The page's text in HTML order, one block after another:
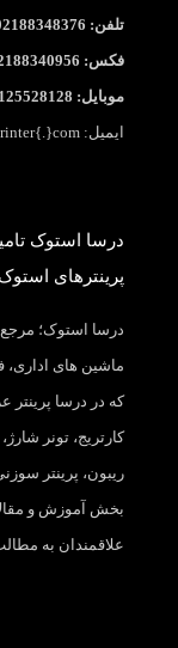
تلفن: 02188348376
فکس: 02188340956
موبایل: 09125528128
ایمیل: info{@}dorsaprinter{.}com
درسا استوک
پرینترهای
درسا استوک؛
ماشین های اداری،
که در درسا پرینتر
کارتریج، تونر
ریبون، پرینتر
بخش آموزش و
علاقمندان به